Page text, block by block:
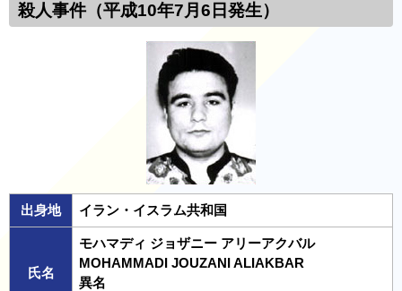
殺人事件（平成10年7月6日発生）
出身地 イラン・イスラム共和国
氏名
モハマディ ジョザニー アリーアクバル
MOHAMMADI JOUZANI ALIAKBAR
異名